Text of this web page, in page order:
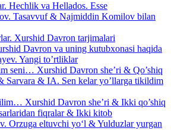
Hechlik va Hellados. Esse
Tasavvuf & Najmiddin Komilov bilan
Xurshid Davron tarjimalari
Davron va uning kutubxonasi haqida
Yangi to’rtliklar
seni… Xurshid Davron she’ri & Qo’shiq
Sarvara & IA. Sen kelar yo’llarga tikildim
Xurshid Davron she’ri & Ikki qo’shiq
fiqralar & Ikki kitob
Orzuga eltuvchi yo‘l & Yulduzlar yurgan